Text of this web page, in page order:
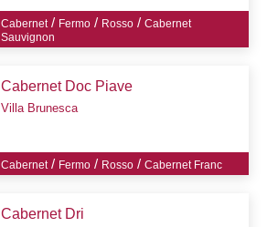
Cabernet/ Fermo / Rosso /Cabernet
Sauvignon
Cabernet Doc Piave
Villa Brunesca
Cabernet/ Fermo / Rosso /Cabernet Franc
Cabernet Dri